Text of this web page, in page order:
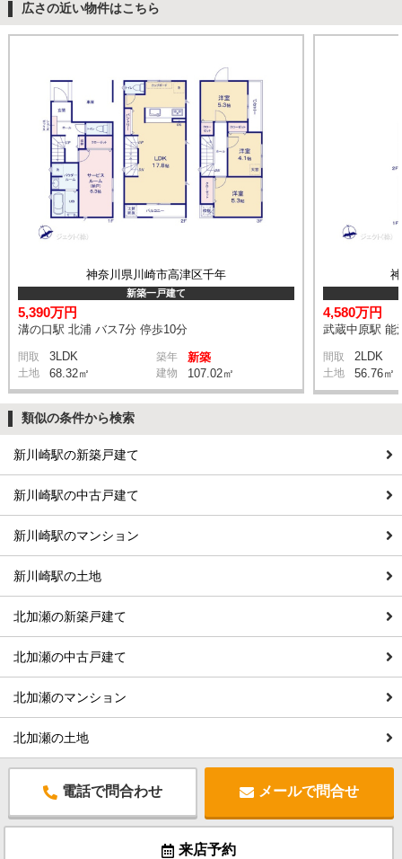
広さの近い物件はこちら
神奈川県川崎市高津区千年
新築一戸建て
5,390万円
溝の口駅 北浦 バス7分 停歩10分
間取 3LDK 築年 新築
土地 68.32㎡ 建物 107.02㎡
4,580万円
武蔵中原駅 能
間取 2LDK
土地 56.76㎡
類似の条件から検索
新川崎駅の新築戸建て
新川崎駅の中古戸建て
新川崎駅のマンション
新川崎駅の土地
北加瀬の新築戸建て
北加瀬の中古戸建て
北加瀬のマンション
北加瀬の土地
電話で問合わせ メールで問合せ
来店予約